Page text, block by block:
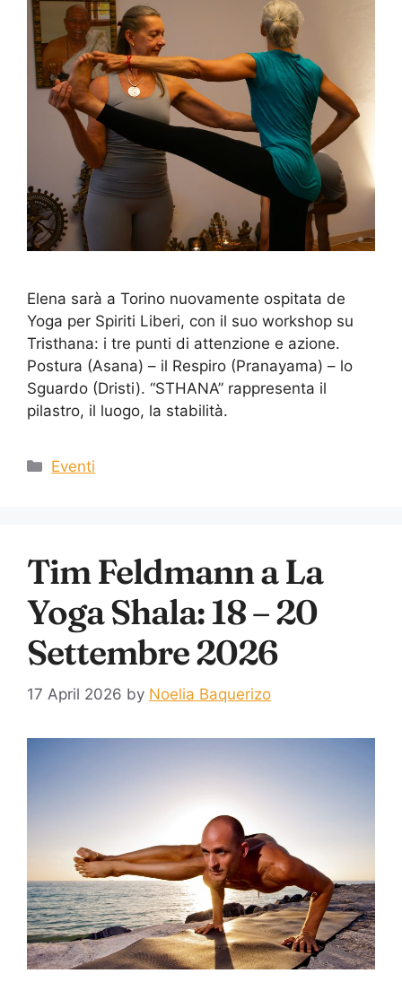
Elena sarà a Torino nuovamente ospitata de
Yoga per Spiriti Liberi, con il suo workshop su
Tristhana: i tre punti di attenzione e azione.
Postura (Asana) – il Respiro (Pranayama) – lo
Sguardo (Dristi). “STHANA” rappresenta il
pilastro, il luogo, la stabilità.
Eventi
Tim Feldmann a La
Yoga Shala: 18 – 20
Settembre 2026
17 April 2026 by Noelia Baquerizo